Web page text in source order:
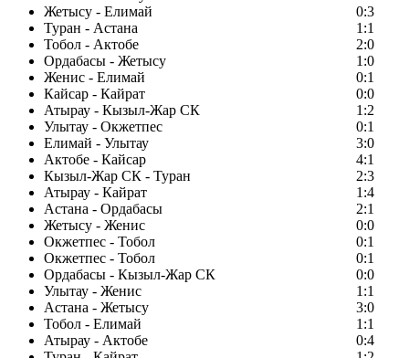
Жетысу - Елимай
0:3
Туран - Астана
1:1
Тобол - Актобе
2:0
Ордабасы - Жетысу
1:0
Женис - Елимай
0:1
Кайсар - Кайрат
0:0
Атырау - Кызыл-Жар СК
1:2
Улытау - Окжетпес
0:1
Елимай - Улытау
3:0
Актобе - Кайсар
4:1
Кызыл-Жар СК - Туран
2:3
Атырау - Кайрат
1:4
Астана - Ордабасы
2:1
Жетысу - Женис
0:0
Окжетпес - Тобол
0:1
Окжетпес - Тобол
0:1
Ордабасы - Кызыл-Жар СК
0:0
Улытау - Женис
1:1
Астана - Жетысу
3:0
Тобол - Елимай
1:1
Атырау - Актобе
0:4